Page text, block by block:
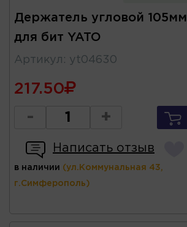
Держатель угловой 105мм
для бит YATO
Артикул : yt04630
217.50
- +
Написать отзыв
в наличии (ул.Коммунальная 43,
г.Симферополь)